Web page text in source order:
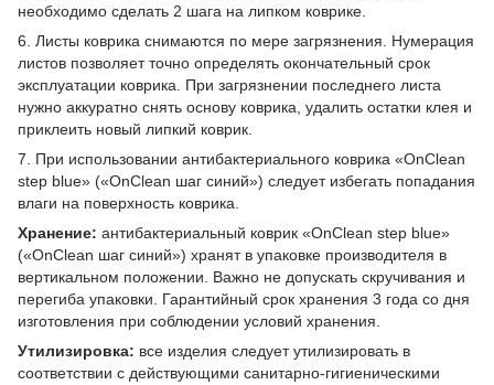
необходимо сделать 2 шага на липком коврике.
6. Листы коврика снимаются по мере загрязнения. Нумерация
листов позволяет точно определять окончательный срок
эксплуатации коврика. При загрязнении последнего листа
нужно аккуратно снять основу коврика, удалить остатки клея и
приклеить новый липкий коврик.
7. При использовании антибактериального коврика «OnClean
step blue» («OnClean шаг синий») следует избегать попадания
влаги на поверхность коврика.
Хранение: антибактериальный коврик «OnClean step blue»
(«OnClean шаг синий») хранят в упаковке производителя в
вертикальном положении. Важно не допускать скручивания и
перегиба упаковки. Гарантийный срок хранения 3 года со дня
изготовления при соблюдении условий хранения.
Утилизировка: все изделия следует утилизировать в
соответствии с действующими санитарно-гигиеническими